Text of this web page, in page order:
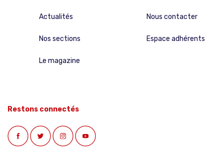
Actualités
Nos sections
Le magazine
Nous contacter
Espace adhérents
Restons connectés